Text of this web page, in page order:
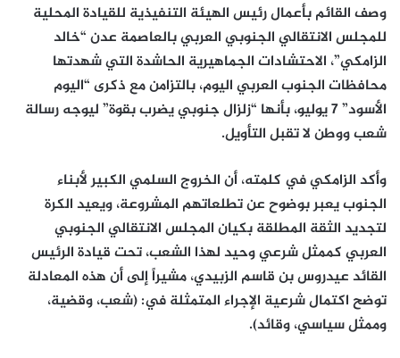
وصف القائم بأعمال رئيس الهيئة التنفيذية للقيادة المحلية
للمجلس الانتقالي الجنوبي العربي بالعاصمة عدن “خالد
الزامكي”، الاحتشادات الجماهيرية الحاشدة التي شهدتها
محافظات الجنوب العربي اليوم، بالتزامن مع ذكرى “اليوم
الأسود” 7 يوليو، بأنها “زلزال جنوبي يضرب بقوة” ليوجه رسالة
شعب ووطن لا تقبل التأويل.
وأكد الزامكي في كلمته، أن الخروج السلمي الكبير لأبناء
الجنوب يعبر بوضوح عن تطلعاتهم المشروعة، ويعيد الكرة
لتجديد الثقة المطلقة بكيان المجلس الانتقالي الجنوبي
العربي كممثل شرعي وحيد لهذا الشعب، تحت قيادة الرئيس
القائد عيدروس بن قاسم الزبيدي، مشيراً إلى أن هذه المعادلة
توضح اكتمال شرعية الإجراء المتمثلة في: (شعب، وقضية،
وممثل سياسي، وقائد).